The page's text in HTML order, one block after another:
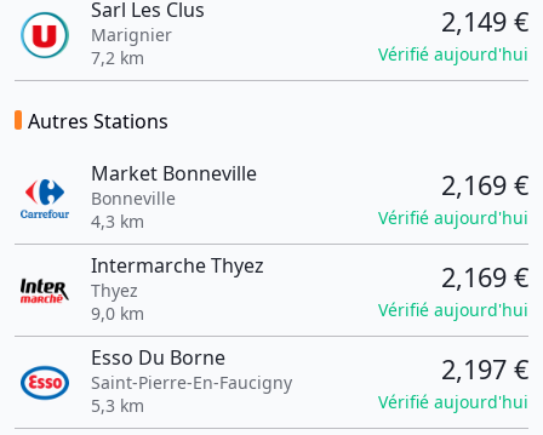
Sarl Les Clus
Marignier
7,2 km
2,149 €
Vérifié aujourd'hui
Autres Stations
Market Bonneville
Bonneville
4,3 km
2,169 €
Vérifié aujourd'hui
Intermarche Thyez
Thyez
9,0 km
2,169 €
Vérifié aujourd'hui
Esso Du Borne
Saint-Pierre-En-Faucigny
5,3 km
2,197 €
Vérifié aujourd'hui